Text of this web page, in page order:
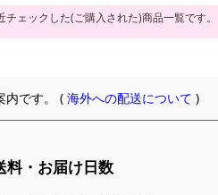
チェックした(ご購入された)商品一覧です。
内です。 (海外への配送について )
料・お届け日数